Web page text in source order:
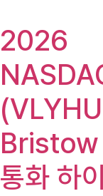
2026
Bristow
통화 하